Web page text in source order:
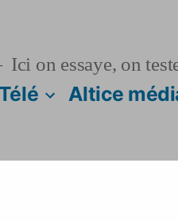
Ici on essaye, on
Altice